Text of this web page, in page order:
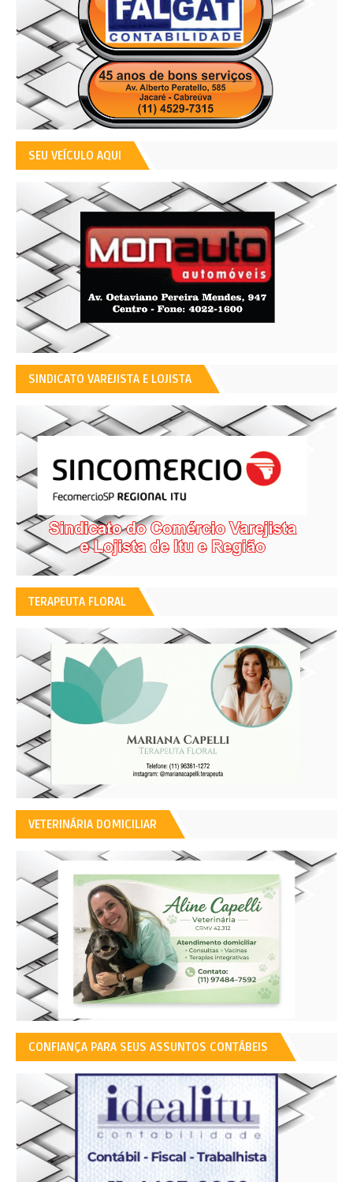
SEU VEÍCULO AQUI
SINDICATO VAREJISTA E LOJISTA
TERAPEUTA FLORAL
VETERINÁRIA DOMICILIAR
CONFIANÇA PARA SEUS ASSUNTOS CONTÁBEIS